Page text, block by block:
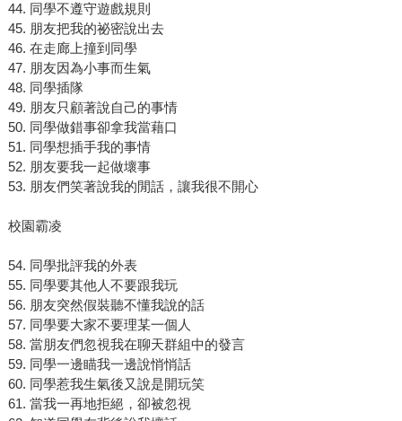
44. 同學不遵守遊戲規則
45. 朋友把我的祕密說出去
46. 在走廊上撞到同學
47. 朋友因為小事而生氣
48. 同學插隊
49. 朋友只顧著說自己的事情
50. 同學做錯事卻拿我當藉口
51. 同學想插手我的事情
52. 朋友要我一起做壞事
53. 朋友們笑著說我的閒話，讓我很不開心
校園霸凌
54. 同學批評我的外表
55. 同學要其他人不要跟我玩
56. 朋友突然假裝聽不懂我說的話
57. 同學要大家不要理某一個人
58. 當朋友們忽視我在聊天群組中的發言
59. 同學一邊瞄我一邊說悄悄話
60. 同學惹我生氣後又說是開玩笑
61. 當我一再地拒絕，卻被忽視